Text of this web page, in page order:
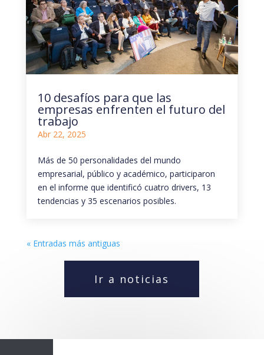
10 desafíos para que las
empresas enfrenten el futuro del
trabajo
Abr 22, 2025
Más de 50 personalidades del mundo
empresarial, público y académico, participaron
en el informe que identificó cuatro drivers, 13
tendencias y 35 escenarios posibles.
« Entradas más antiguas
Ir a noticias